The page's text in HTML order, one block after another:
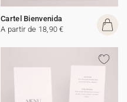
Cartel Bienvenida
A partir de 18,90 €